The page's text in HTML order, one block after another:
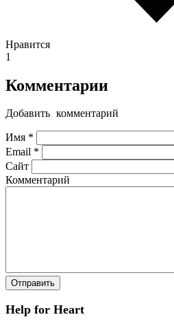
Нравится
1
Комментарии
Добавить комментарий
Имя *
Email *
Сайт
Комментарий
Help for Heart